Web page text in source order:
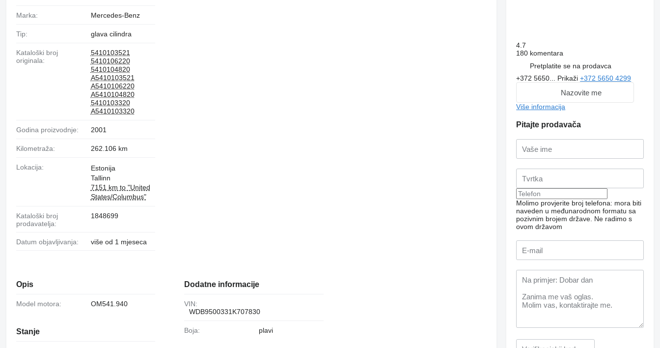
fotografije
Marka: Mercedes-Benz
Tip: glava cilindra
Kataloški broj
originala:
5410103521
5410106220
5410104820
A5410103521
A5410106220
A5410104820
5410103320
A5410103320
Godina proizvodnje: 2001
Kilometraža: 262.106 km
Lokacija:
Estonija
Tallinn
7151 km to "United
States/Columbus"
Kataloški broj
prodavatelja:
1848699
Datum objavljivanja: više od 1 mjeseca
Opis
Model motora: OM541.940
Stanje
Dodatne informacije
VIN:
WDB9500331K707830
Boja: plavi
4.7
180 komentara
Pretplatite se na prodavca
+372 5650... Prikaži+372 5650 4299
Nazovite me
Više informacija
Pitajte prodavača
Molimo provjerite broj telefona: mora biti
naveden u međunarodnom formatu sa
pozivnim brojem države. Ne radimo s
ovom državom